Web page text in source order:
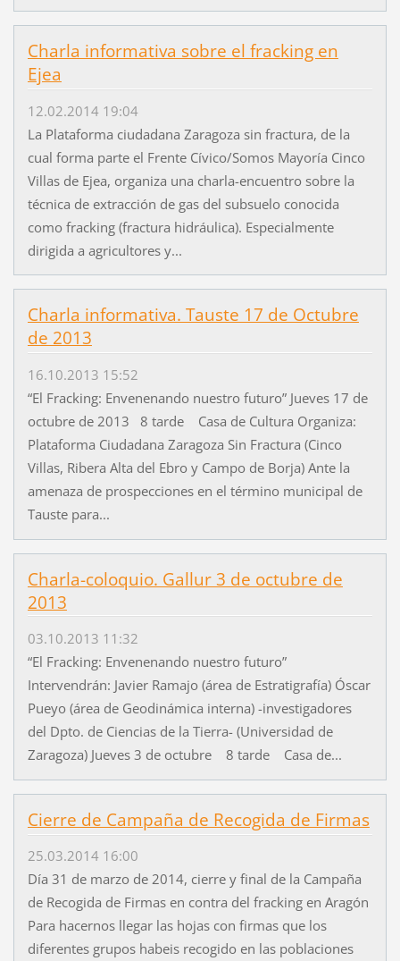
Charla informativa sobre el fracking en
Ejea
12.02.2014 19:04
La Plataforma ciudadana Zaragoza sin fractura, de la
cual forma parte el Frente Cívico/Somos Mayoría Cinco
Villas de Ejea, organiza una charla-encuentro sobre la
técnica de extracción de gas del subsuelo conocida
como fracking (fractura hidráulica). Especialmente
dirigida a agricultores y...
Charla informativa. Tauste 17 de Octubre
de 2013
16.10.2013 15:52
“El Fracking: Envenenando nuestro futuro” Jueves 17 de
octubre de 2013 8 tarde Casa de Cultura Organiza:
Plataforma Ciudadana Zaragoza Sin Fractura (Cinco
Villas, Ribera Alta del Ebro y Campo de Borja) Ante la
amenaza de prospecciones en el término municipal de
Tauste para...
Charla-coloquio. Gallur 3 de octubre de
2013
03.10.2013 11:32
“El Fracking: Envenenando nuestro futuro”
Intervendrán: Javier Ramajo (área de Estratigrafía) Óscar
Pueyo (área de Geodinámica interna) -investigadores
del Dpto. de Ciencias de la Tierra- (Universidad de
Zaragoza) Jueves 3 de octubre 8 tarde Casa de...
Cierre de Campaña de Recogida de Firmas
25.03.2014 16:00
Día 31 de marzo de 2014, cierre y final de la Campaña
de Recogida de Firmas en contra del fracking en Aragón
Para hacernos llegar las hojas con firmas que los
diferentes grupos habeis recogido en las poblaciones